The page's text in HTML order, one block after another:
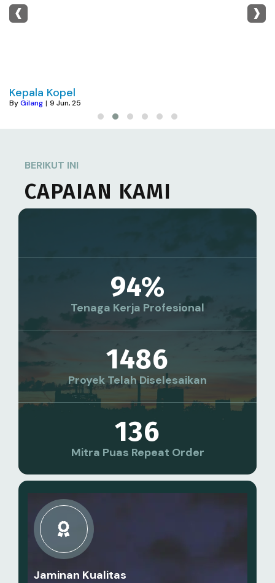
Kepala Kopel
ByGilang | 9 Jun, 25
‹ ›
BERIKUT INI
CAPAIAN KAMI
94%
Tenaga Kerja Profesional
1486
Proyek Telah Diselesaikan
136
Mitra Puas Repeat Order
Jaminan Kualitas